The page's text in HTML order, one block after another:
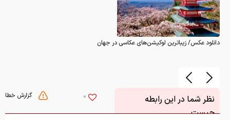
دانلود عکس/ زیباترین لوکیشن‌های عکاسی در جهان
گزارش خطا 0
نظر شما در این رابطه
چیست